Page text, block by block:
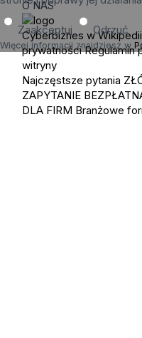
Zaakceptuj Odrzuć
Więcej informacji znajdziesz w
O NAS
Cyberbiznes w Wikipedii
prywatności Regulamin
witryny
Najczęstsze pytania
ZAPYTANIE
DLA FIRM Branżowe